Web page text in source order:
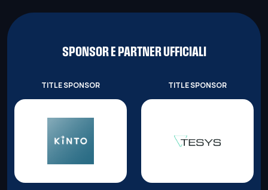
SPONSOR E PARTNER UFFICIALI
TITLE SPONSOR TITLE SPONSOR